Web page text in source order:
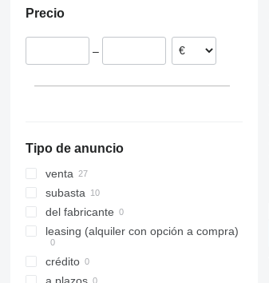
Alemania
Polonia
Precio
–
Tipo de anuncio
venta
subasta
del fabricante
leasing (alquiler con opción a compra)
crédito